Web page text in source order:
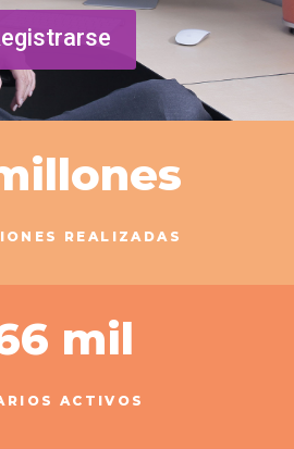
REALIZADAS
mil
ACTIVOS